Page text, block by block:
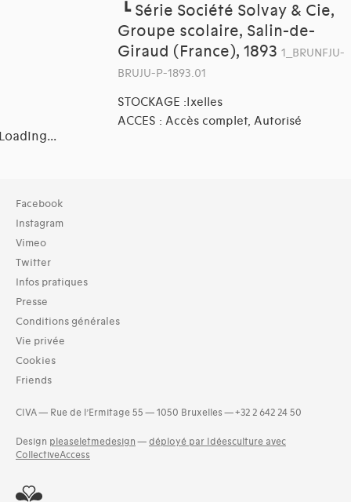
┗ Série Société Solvay & Cie,
Groupe scolaire, Salin-de-
Giraud (France), 1893 1_BRUNFJU-
BRUJU-P-1893.01
STOCKAGE :Ixelles
ACCES : Accès complet, Autorisé
Collection
TOUT (15)
Archives (15)
Domaines thématiques
01-architecture domestique (26)
02-architecture agricole (7)
04-architecture commerciale et de services (21)
05-architecture de l'administration et vie publique (19)
06-architecture fiscale et financière (9)
07-architecture judiciaire, pénitentiaire, police (3)
and 12 more
Facebook
Instagram
Vimeo
Twitter
Infos pratiques
Presse
Conditions générales
Vie privée
Cookies
Friends
CIVA — Rue de l’Ermitage 55 — 1050 Bruxelles — +32 2 642 24 50
Design pleaseletmedesign — déployé par Idéesculture avec
CollectiveAccess